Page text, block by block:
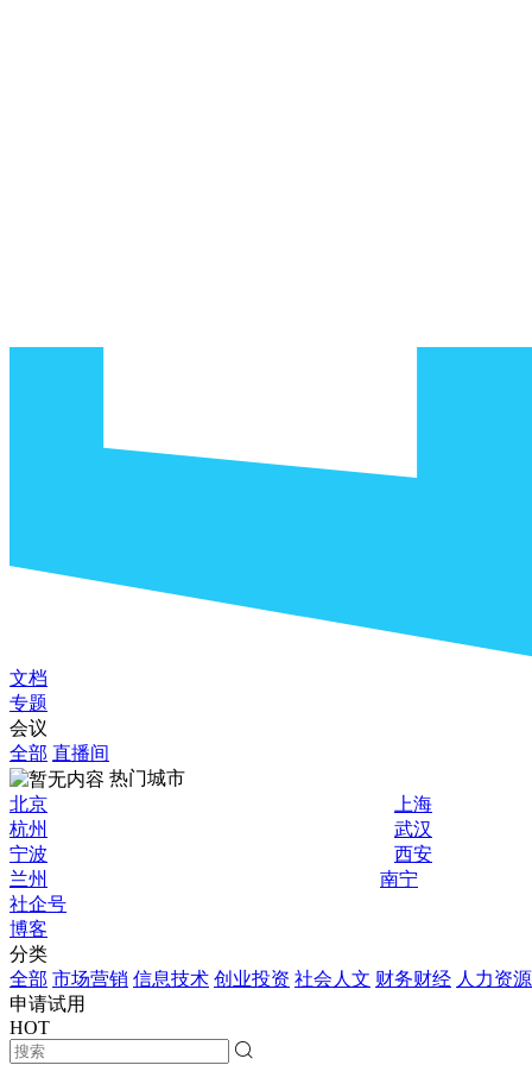
文档
专题
会议
全部 直播间
热门城市
北京
上海
杭州
武汉
宁波
西安
兰州
南宁
社企号
博客
分类
全部 市场营销 信息技术 创业投资 社会人文 财务财经 人力资源
申请试用
HOT